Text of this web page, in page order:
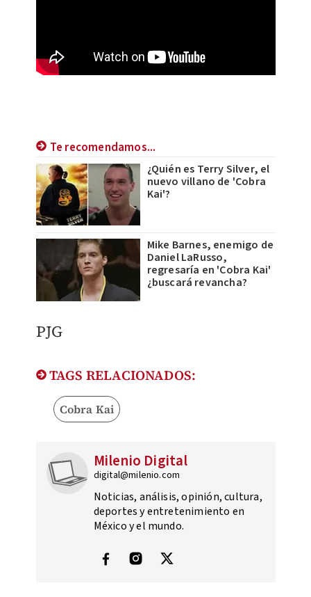
Te recomendamos...
¿Quién es Terry Silver, el
nuevo villano de 'Cobra
Kai'?
Mike Barnes, enemigo de
Daniel LaRusso,
regresaría en 'Cobra Kai'
¿buscará revancha?
PJG
TAGS RELACIONADOS:
Cobra Kai
Milenio Digital
digital@milenio.com
Noticias, análisis, opinión, cultura,
deportes y entretenimiento en
México y el mundo.